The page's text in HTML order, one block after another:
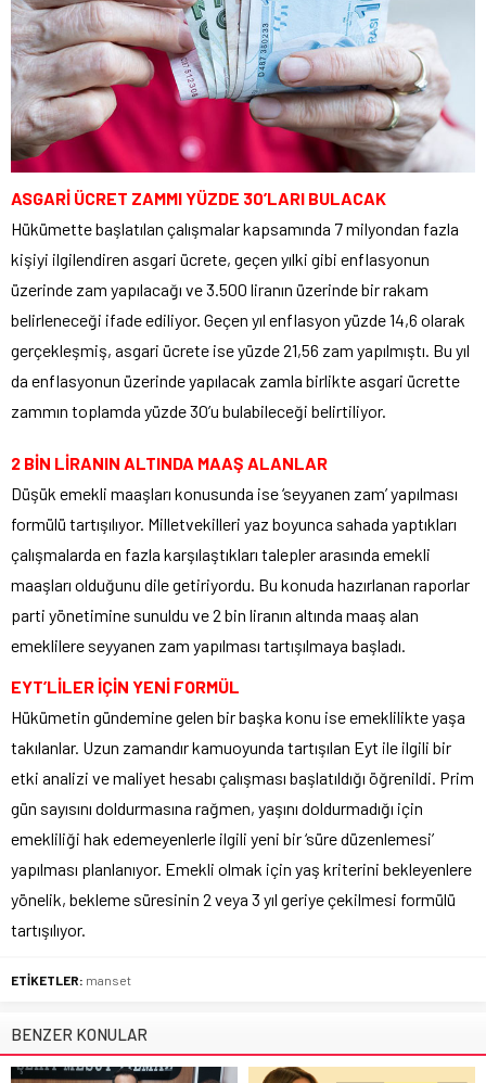
ASGARİ ÜCRET ZAMMI YÜZDE 30’LARI BULACAK
Hükümette başlatılan çalışmalar kapsamında 7 milyondan fazla
kişiyi ilgilendiren asgari ücrete, geçen yılki gibi enflasyonun
üzerinde zam yapılacağı ve 3.500 liranın üzerinde bir rakam
belirleneceği ifade ediliyor. Geçen yıl enflasyon yüzde 14,6 olarak
gerçekleşmiş, asgari ücrete ise yüzde 21,56 zam yapılmıştı. Bu yıl
da enflasyonun üzerinde yapılacak zamla birlikte asgari ücrette
zammın toplamda yüzde 30’u bulabileceği belirtiliyor.
2 BİN LİRANIN ALTINDA MAAŞ ALANLAR
Düşük emekli maaşları konusunda ise ‘seyyanen zam’ yapılması
formülü tartışılıyor. Milletvekilleri yaz boyunca sahada yaptıkları
çalışmalarda en fazla karşılaştıkları talepler arasında emekli
maaşları olduğunu dile getiriyordu. Bu konuda hazırlanan raporlar
parti yönetimine sunuldu ve 2 bin liranın altında maaş alan
emeklilere seyyanen zam yapılması tartışılmaya başladı.
EYT’LİLER İÇİN YENİ FORMÜL
Hükümetin gündemine gelen bir başka konu ise emeklilikte yaşa
takılanlar. Uzun zamandır kamuoyunda tartışılan Eyt ile ilgili bir
etki analizi ve maliyet hesabı çalışması başlatıldığı öğrenildi. Prim
gün sayısını doldurmasına rağmen, yaşını doldurmadığı için
emekliliği hak edemeyenlerle ilgili yeni bir ‘süre düzenlemesi’
yapılması planlanıyor. Emekli olmak için yaş kriterini bekleyenlere
yönelik, bekleme süresinin 2 veya 3 yıl geriye çekilmesi formülü
tartışılıyor.
ETİKETLER: manset
BENZER KONULAR